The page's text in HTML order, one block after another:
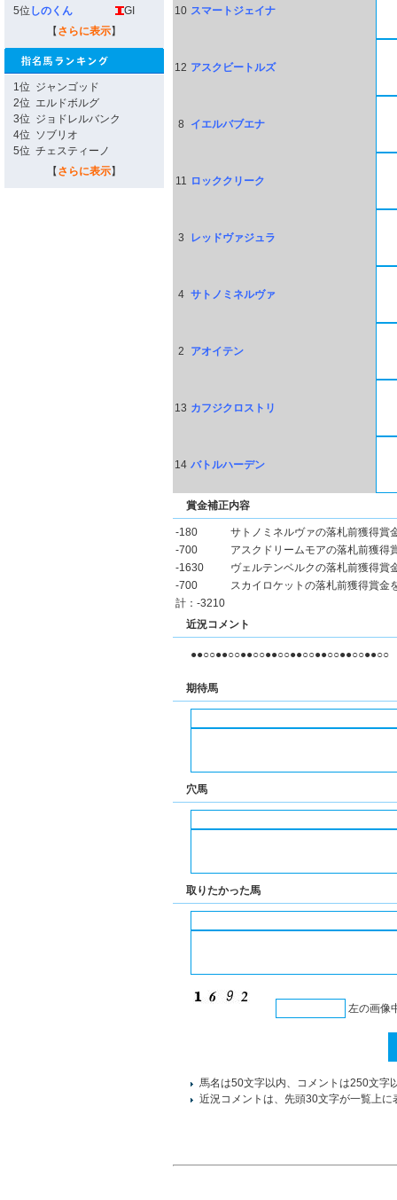
5位 しのくん
GI
【 さらに表示】
1位 ジャンゴッド
2位 エルドボルグ
3位 ジョドレルバンク
4位 ソブリオ
5位 チェスティーノ
【 さらに表示】
10 スマートジェイナ
12 アスクビートルズ
8 イエルバブエナ
11 ロッククリーク
3 レッドヴァジュラ
4 サトノミネルヴァ
2 アオイテン
13 カフジクロストリ
14 バトルハーデン
賞金補正内容
-180
サトノミネルヴァの落札前獲得賞
-700
アスクドリームモアの落札前獲得
-1630
ヴェルテンベルクの落札前獲得賞
-700
スカイロケットの落札前獲得賞金
計：-3210
近況コメント
●●○○●●○○●●○○●●○○●●○○●●○○●●○○●●○○
期待馬
穴馬
取りたかった馬
左の画像
馬名は50文字以内、コメントは250文字
近況コメントは、先頭30文字が一覧上に